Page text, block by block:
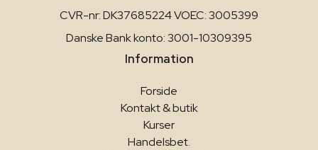
CVR-nr: DK37685224 VOEC: 3005399
Danske Bank konto: 3001-10309395
Information
Forside
Kontakt & butik
Kurser
Handelsbet.